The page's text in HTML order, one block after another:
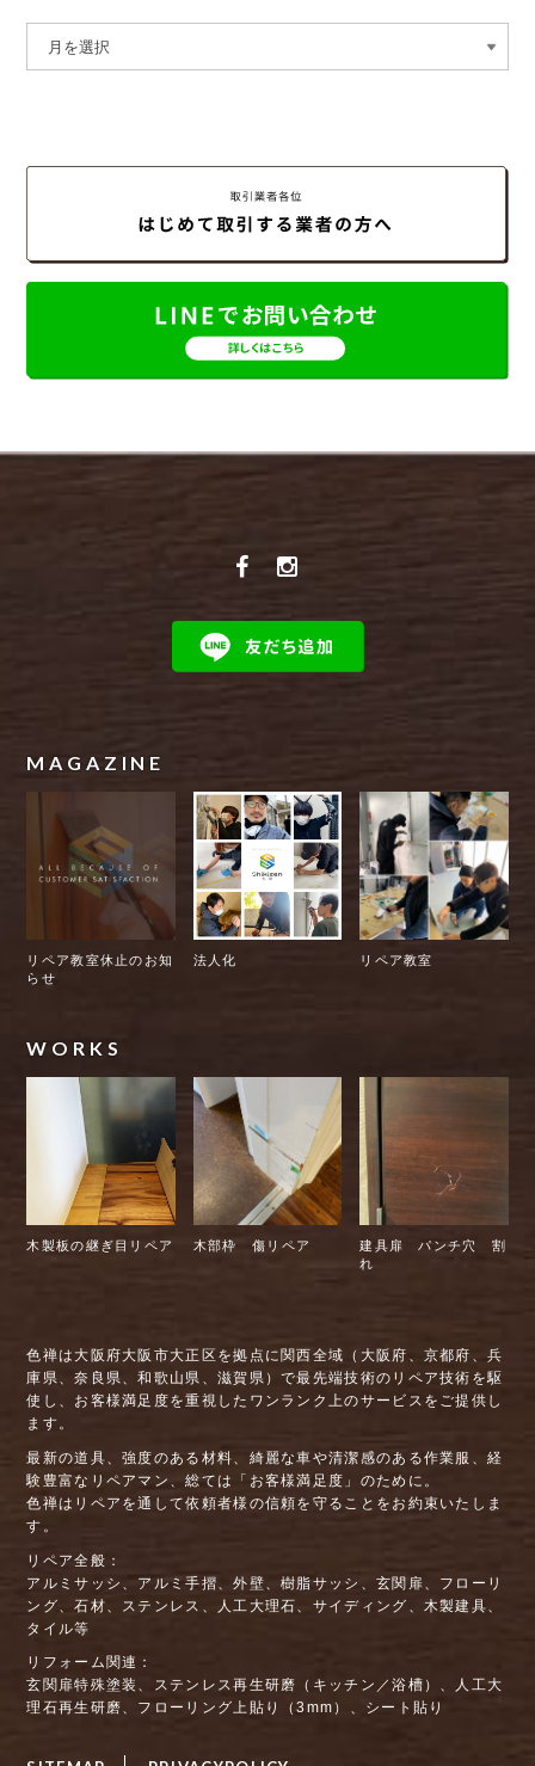
MAGAZINE
リペア教室休止のお知
らせ
法人化 リペア教室
WORKS
木製板の継ぎ目リペア 木部枠 傷リペア
建具扉 パンチ穴 割
れ
色禅は大阪府大阪市大正区を拠点に関西全域（大阪府、京都府、兵
庫県、奈良県、和歌山県、滋賀県）で最先端技術のリペア技術を駆
使し、お客様満足度を重視したワンランク上のサービスをご提供し
ます。
最新の道具、強度のある材料、綺麗な車や清潔感のある作業服、経
験豊富なリペアマン、総ては「お客様満足度」のために。
色禅はリペアを通して依頼者様の信頼を守ることをお約束いたしま
す。
リペア全般：
アルミサッシ、アルミ手摺、外壁、樹脂サッシ、玄関扉、フローリ
ング、石材、ステンレス、人工大理石、サイディング、木製建具、
タイル等
リフォーム関連：
玄関扉特殊塗装、ステンレス再生研磨（キッチン／浴槽）、人工大
理石再生研磨、フローリング上貼り（3mm）、シート貼り